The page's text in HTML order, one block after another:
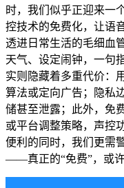
时，我们似乎正迎来一
控技术的免费化，让语
透进日常生活的毛细血
天气、设定闹钟，一句
实则隐藏着多重代价：
算法或定向广告；隐私
储甚至泄露；此外，免
或平台调整策略，声控
便利的同时，我们更需
——真正的“免费”，或许